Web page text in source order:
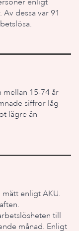
enligt
dessa var 91
15-74 år
siffror låg
lägre än
enligt AKU.
till
månad. Enligt